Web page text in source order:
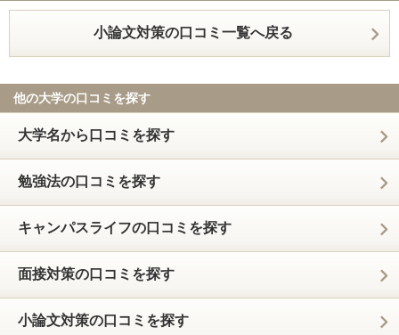
小論文対策の口コミ一覧へ戻る
他の大学の口コミを探す
大学名から口コミを探す
勉強法の口コミを探す
キャンパスライフの口コミを探す
面接対策の口コミを探す
小論文対策の口コミを探す